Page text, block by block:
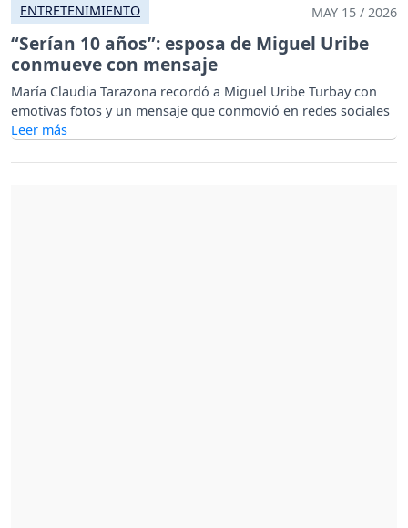
ENTRETENIMIENTO MAY 15 / 2026
“Serían 10 años”: esposa de Miguel Uribe
conmueve con mensaje
María Claudia Tarazona recordó a Miguel Uribe Turbay con
emotivas fotos y un mensaje que conmovió en redes sociales